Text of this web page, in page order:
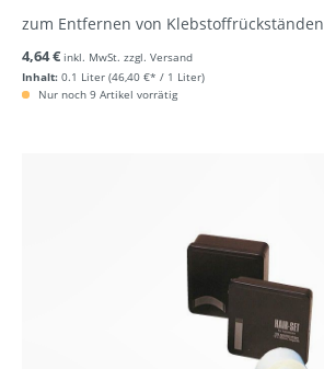
zum Entfernen von Klebstoffrückständen
Inhalt: 0.1 Liter (46,40 €* / 1 Liter)
4,64 € inkl. MwSt. zzgl. Versand
Nur noch 9 Artikel vorrätig